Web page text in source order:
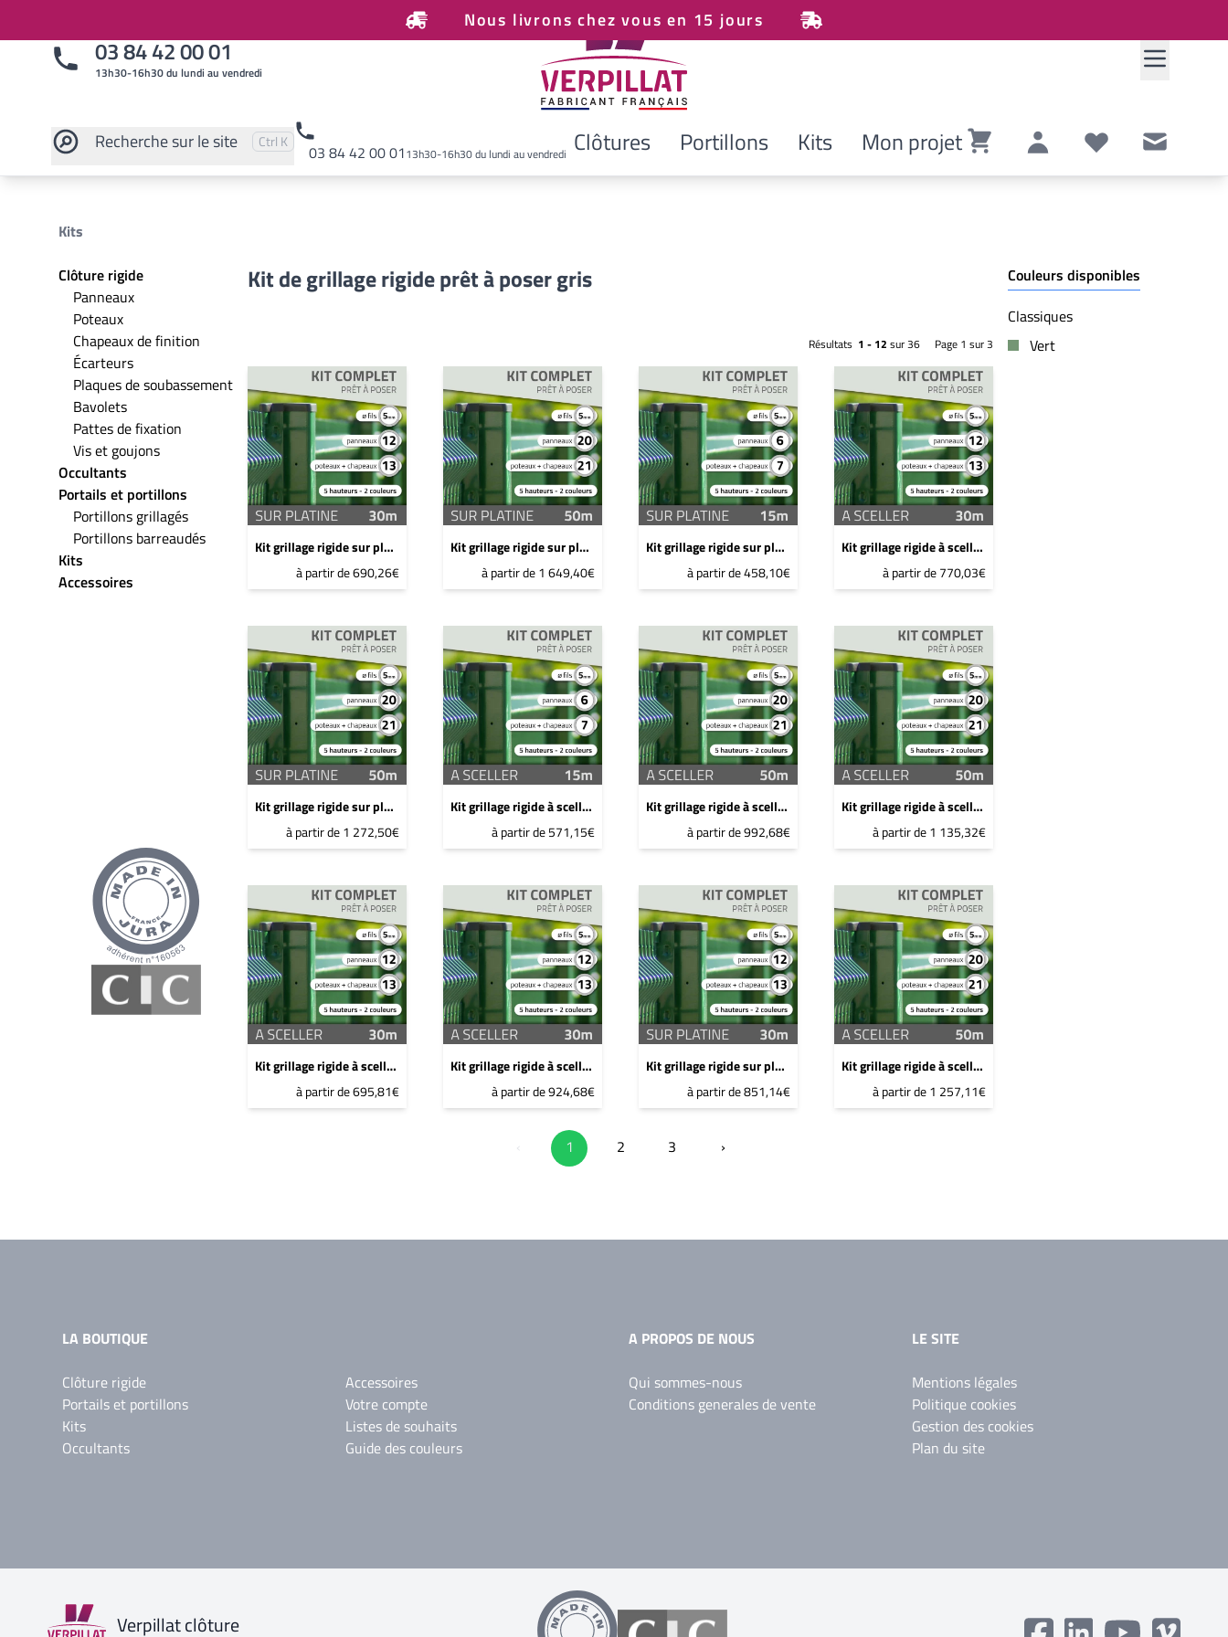
Nous livrons chez vous en 15 jours
03 84 42 00 01
13h30-16h30 du lundi au vendredi
Recherchesur le site Pressez
Ctrl et
K pour rechercher
03 84 42 00 0113h30-16h30 du lundi au vendredi Clôtures Portillons Kits Mon projet
Rechercher sur le site
Kits
Clôture rigide
Panneaux
Poteaux
Chapeaux de finition
Écarteurs
Plaques de soubassement
Bavolets
Pattes de fixation
Vis et goujons
Occultants
Portails et portillons
Portillons grillagés
Portillons barreaudés
Kits
Accessoires
Kit de grillage rigide prêt à poser gris
Résultats 1 - 12 sur 36 Page 1 sur 3
Kit grillage rigide sur platine - 30ml - 0,8m - Gris anthracite
à partir de 690,26€
Kit grillage rigide sur platine - 50ml - 1,5m - Gris anthracite
à partir de 1 649,40€
Kit grillage rigide sur platine - 15ml - 1,2m - Gris anthracite
à partir de 458,10€
Kit grillage rigide à sceller - 30ml - 1,2m - Gris anthracite
à partir de 770,03€
Kit grillage rigide sur platine - 50ml - 1m - Gris anthracite
à partir de 1 272,50€
Kit grillage rigide à sceller - 15ml - 1,9m - Gris anthracite
à partir de 571,15€
Kit grillage rigide à sceller - 50ml - 0,8m - Gris anthracite
à partir de 992,68€
Kit grillage rigide à sceller - 50ml - 1m - Gris anthracite
à partir de 1 135,32€
Kit grillage rigide à sceller - 30ml - 1m - Gris anthracite
à partir de 695,81€
Kit grillage rigide à sceller - 30ml - 1,5m - Gris anthracite
à partir de 924,68€
Kit grillage rigide sur platine - 30ml - 1,2m - Gris anthracite
à partir de 851,14€
Kit grillage rigide à sceller - 50ml - 1,2m - Gris anthracite
à partir de 1 257,11€
‹ 1 2 3 ›
Couleurs disponibles
Classiques
Vert
LA BOUTIQUE
Clôture rigide
Portails et portillons
Kits
Occultants
Accessoires
Votre compte
Listes de souhaits
Guide des couleurs
A PROPOS DE NOUS
Qui sommes-nous
Conditions generales de vente
LE SITE
Mentions légales
Politique cookies
Gestion des cookies
Plan du site
Verpillat clôture